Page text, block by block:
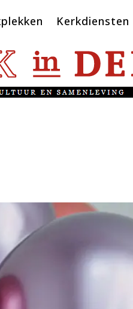
Kerkdiensten